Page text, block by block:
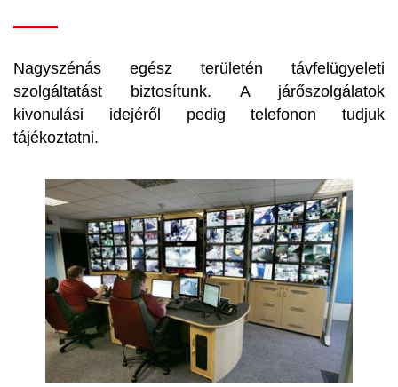
Nagyszénás egész területén távfelügyeleti
szolgáltatást biztosítunk. A járőszolgálatok
kivonulási idejéről pedig telefonon tudjuk
tájékoztatni.